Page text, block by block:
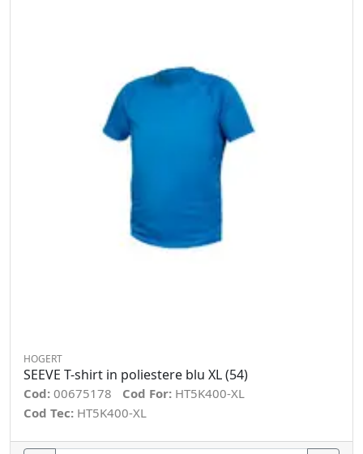
HOGERT
SEEVE T-shirt in poliestere blu XL (54)
Cod: 00675178 Cod For: HT5K400-XL
Cod Tec: HT5K400-XL